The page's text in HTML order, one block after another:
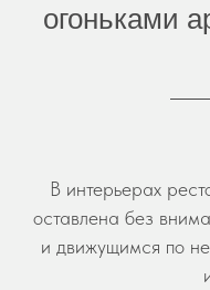
огоньками
В интерьерах
оставлена без
и движущимся по